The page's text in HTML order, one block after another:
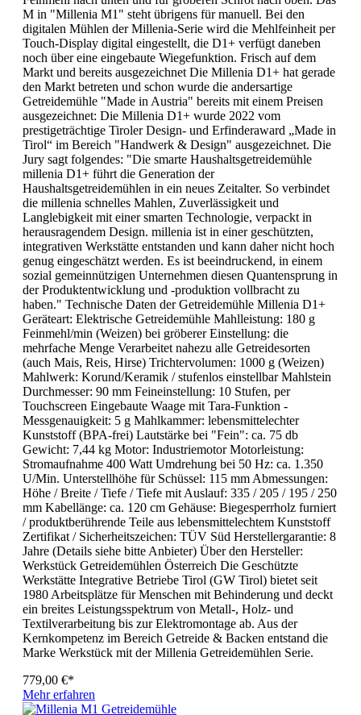
M in "Millenia M1" steht übrigens für manuell. Bei den
digitalen Mühlen der Millenia-Serie wird die Mehlfeinheit per
Touch-Display digital eingestellt, die D1+ verfügt daneben
noch über eine eingebaute Wiegefunktion. Frisch auf dem
Markt und bereits ausgezeichnet Die Millenia D1+ hat gerade
den Markt betreten und schon wurde die andersartige
Getreidemühle "Made in Austria" bereits mit einem Preisen
ausgezeichnet: Die Millenia D1+ wurde 2022 vom
prestigeträchtige Tiroler Design- und Erfinderaward „Made in
Tirol“ im Bereich "Handwerk & Design" ausgezeichnet. Die
Jury sagt folgendes: "Die smarte Haushaltsgetreidemühle
millenia D1+ führt die Generation der
Haushaltsgetreidemühlen in ein neues Zeitalter. So verbindet
die millenia schnelles Mahlen, Zuverlässigkeit und
Langlebigkeit mit einer smarten Technologie, verpackt in
herausragendem Design. millenia ist in einer geschützten,
integrativen Werkstätte entstanden und kann daher nicht hoch
genug eingeschätzt werden. Es ist beeindruckend, in einem
sozial gemeinnützigen Unternehmen diesen Quantensprung in
der Produktentwicklung und -produktion vollbracht zu
haben." Technische Daten der Getreidemühle Millenia D1+
Geräteart: Elektrische Getreidemühle Mahlleistung: 180 g
Feinmehl/min (Weizen) bei gröberer Einstellung: die
mehrfache Menge Verarbeitet nahezu alle Getreidesorten
(auch Mais, Reis, Hirse) Trichtervolumen: 1000 g (Weizen)
Mahlwerk: Korund/Keramik / stufenlos einstellbar Mahlstein
Durchmesser: 90 mm Feineinstellung: 10 Stufen, per
Touchscreen Eingebaute Waage mit Tara-Funktion -
Messgenauigkeit: 5 g Mahlkammer: lebensmittelechter
Kunststoff (BPA-frei) Lautstärke bei "Fein": ca. 75 db
Gewicht: 7,44 kg Motor: Industriemotor Motorleistung:
Stromaufnahme 400 Watt Umdrehung bei 50 Hz: ca. 1.350
U/Min. Unterstellhöhe für Schüssel: 115 mm Abmessungen:
Höhe / Breite / Tiefe / Tiefe mit Auslauf: 335 / 205 / 195 / 250
mm Kabellänge: ca. 120 cm Gehäuse: Biegesperrholz furniert
/ produktberührende Teile aus lebensmittelechtem Kunststoff
Zertifikat / Sicherheitszeichen: TÜV Süd Herstellergarantie: 8
Jahre (Details siehe bitte Anbieter) Über den Hersteller:
Werkstück Getreidemühlen Österreich Die Geschützte
Werkstätte Integrative Betriebe Tirol (GW Tirol) bietet seit
1980 Arbeitsplätze für Menschen mit Behinderung und deckt
ein breites Leistungsspektrum von Metall-, Holz- und
Textilverarbeitung bis zur Elektromontage ab. Aus der
Kernkompetenz im Bereich Getreide & Backen entstand die
Marke Werkstück mit der Millenia Getreidemühlen Serie.
779,00 €*
Mehr erfahren